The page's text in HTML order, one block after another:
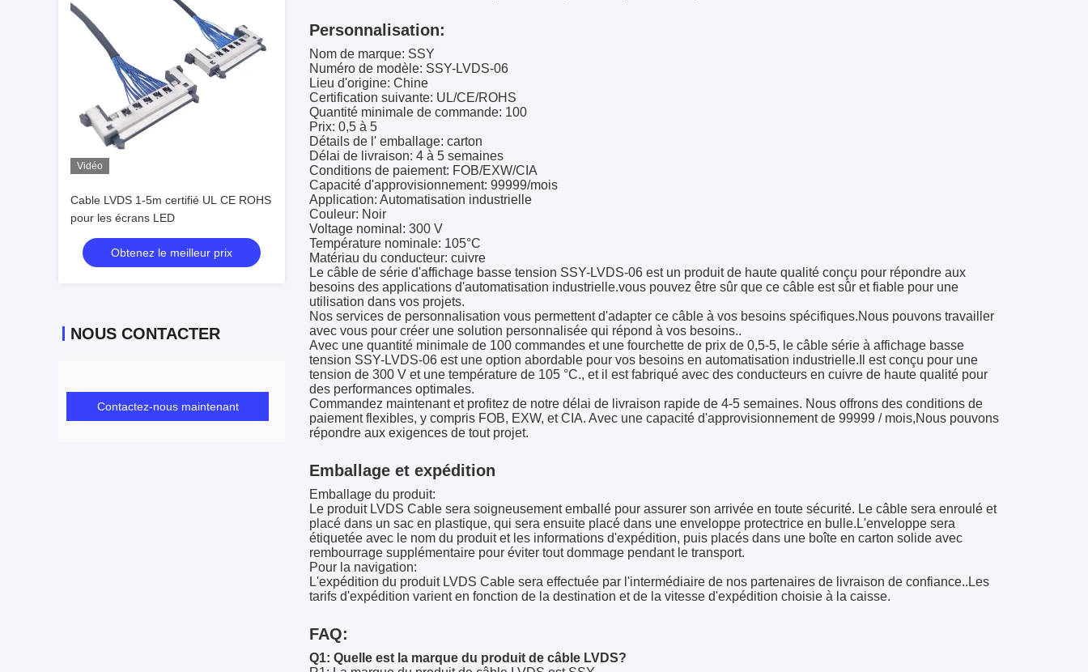
Vidéo
Cable LVDS 1-5m certifié UL CE ROHS
pour les écrans LED
Obtenez le meilleur prix
NOUS CONTACTER
Contactez-nous maintenant
Personnalisation:
Nom de marque: SSY
Numéro de modèle: SSY-LVDS-06
Lieu d'origine: Chine
Certification suivante: UL/CE/ROHS
Quantité minimale de commande: 100
Prix: 0,5 à 5
Détails de l' emballage: carton
Délai de livraison: 4 à 5 semaines
Conditions de paiement: FOB/EXW/CIA
Capacité d'approvisionnement: 99999/mois
Application: Automatisation industrielle
Couleur: Noir
Voltage nominal: 300 V
Température nominale: 105°C
Matériau du conducteur: cuivre
Le câble de série d'affichage basse tension SSY-LVDS-06 est un produit de haute qualité conçu pour répondre aux
besoins des applications d'automatisation industrielle.vous pouvez être sûr que ce câble est sûr et fiable pour une
utilisation dans vos projets.
Nos services de personnalisation vous permettent d'adapter ce câble à vos besoins spécifiques.Nous pouvons travailler
avec vous pour créer une solution personnalisée qui répond à vos besoins..
Avec une quantité minimale de 100 commandes et une fourchette de prix de 0,5-5, le câble série à affichage basse
tension SSY-LVDS-06 est une option abordable pour vos besoins en automatisation industrielle.Il est conçu pour une
tension de 300 V et une température de 105 °C., et il est fabriqué avec des conducteurs en cuivre de haute qualité pour
des performances optimales.
Commandez maintenant et profitez de notre délai de livraison rapide de 4-5 semaines. Nous offrons des conditions de
paiement flexibles, y compris FOB, EXW, et CIA. Avec une capacité d'approvisionnement de 99999 / mois,Nous pouvons
répondre aux exigences de tout projet.
Emballage et expédition
Emballage du produit:
Le produit LVDS Cable sera soigneusement emballé pour assurer son arrivée en toute sécurité. Le câble sera enroulé et
placé dans un sac en plastique, qui sera ensuite placé dans une enveloppe protectrice en bulle.L'enveloppe sera
étiquetée avec le nom du produit et les informations d'expédition, puis placés dans une boîte en carton solide avec
rembourrage supplémentaire pour éviter tout dommage pendant le transport.
Pour la navigation:
L'expédition du produit LVDS Cable sera effectuée par l'intermédiaire de nos partenaires de livraison de confiance..Les
tarifs d'expédition varient en fonction de la destination et de la vitesse d'expédition choisie à la caisse.
FAQ:
Q1: Quelle est la marque du produit de câble LVDS?